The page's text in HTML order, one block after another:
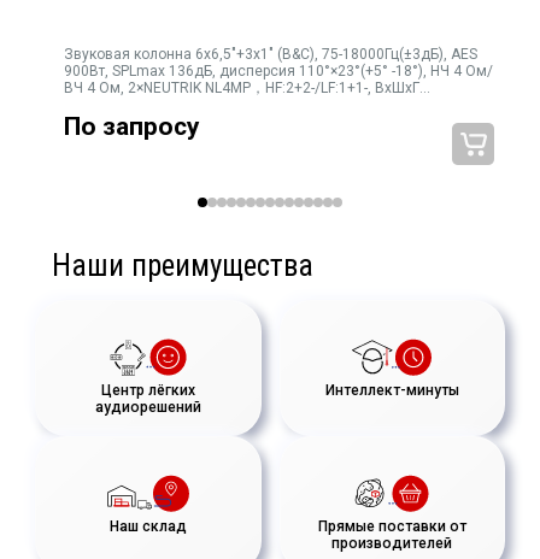
Звуковая колонна 6х6,5"+3х1" (B&C), 75-18000Гц(±3дБ), AES
900Вт, SPLmax 136дБ, дисперсия 110°×23°(+5° -18°), НЧ 4 Ом/
ВЧ 4 Ом, 2×NEUTRIK NL4MP，HF:2+2-/LF:1+1-, ВхШхГ
По запросу
Наши преимущества
Центр лёгких
аудиорешений
Интеллект-минуты
Наш склад
Прямые поставки от
производителей